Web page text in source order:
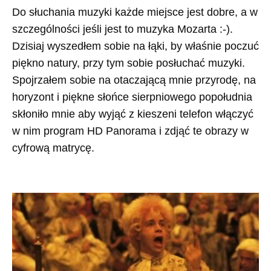
Do słuchania muzyki każde miejsce jest dobre, a w
szczególności jeśli jest to muzyka Mozarta :-).
Dzisiaj wyszedłem sobie na łąki, by właśnie poczuć
piękno natury, przy tym sobie posłuchać muzyki.
Spojrzałem sobie na otaczającą mnie przyrodę, na
horyzont i piękne słońce sierpniowego popołudnia
skłoniło mnie aby wyjąć z kieszeni telefon włączyć
w nim program HD Panorama i zdjąć te obrazy w
cyfrową matrycę.